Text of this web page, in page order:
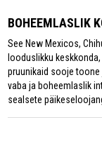
BOHEEMLASLIK
See New Mexicos,
looduslikku
pruunikaid sooje toone
vaba ja boheemlaslik
sealsete